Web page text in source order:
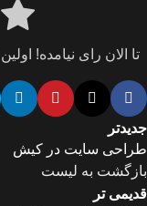
تا الان رای نیامده!
جدیدتر
طراحی سایت در کیش
بازگشت به لیست
قدیمی تر